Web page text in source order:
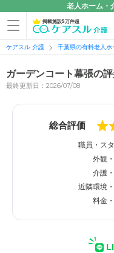
老人ホーム・
掲載施設5万件超
ケアスル 介護 千葉県の有料老人
ガーデンコート幕張の
最終更新日：2026/07/08
総合評価
職員・ス
外観
介護
近隣環境
料金